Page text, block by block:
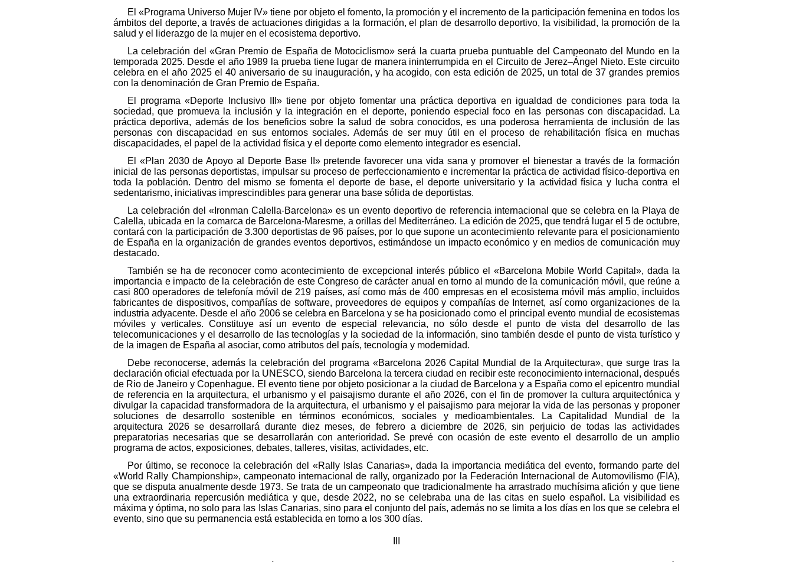
El «Programa Universo Mujer IV» tiene por objeto el fomento, la promoción y el incremento de la participación femenina en todos los
ámbitos del deporte, a través de actuaciones dirigidas a la formación, el plan de desarrollo deportivo, la visibilidad, la promoción de la
salud y el liderazgo de la mujer en el ecosistema deportivo.
La celebración del «Gran Premio de España de Motociclismo» será la cuarta prueba puntuable del Campeonato del Mundo en la
temporada 2025. Desde el año 1989 la prueba tiene lugar de manera ininterrumpida en el Circuito de Jerez–Ángel Nieto. Este circuito
celebra en el año 2025 el 40 aniversario de su inauguración, y ha acogido, con esta edición de 2025, un total de 37 grandes premios
con la denominación de Gran Premio de España.
El programa «Deporte Inclusivo III» tiene por objeto fomentar una práctica deportiva en igualdad de condiciones para toda la
sociedad, que promueva la inclusión y la integración en el deporte, poniendo especial foco en las personas con discapacidad. La
práctica deportiva, además de los beneficios sobre la salud de sobra conocidos, es una poderosa herramienta de inclusión de las
personas con discapacidad en sus entornos sociales. Además de ser muy útil en el proceso de rehabilitación física en muchas
discapacidades, el papel de la actividad física y el deporte como elemento integrador es esencial.
El «Plan 2030 de Apoyo al Deporte Base II» pretende favorecer una vida sana y promover el bienestar a través de la formación
inicial de las personas deportistas, impulsar su proceso de perfeccionamiento e incrementar la práctica de actividad físico-deportiva en
toda la población. Dentro del mismo se fomenta el deporte de base, el deporte universitario y la actividad física y lucha contra el
sedentarismo, iniciativas imprescindibles para generar una base sólida de deportistas.
La celebración del «Ironman Calella-Barcelona» es un evento deportivo de referencia internacional que se celebra en la Playa de
Calella, ubicada en la comarca de Barcelona-Maresme, a orillas del Mediterráneo. La edición de 2025, que tendrá lugar el 5 de octubre,
contará con la participación de 3.300 deportistas de 96 países, por lo que supone un acontecimiento relevante para el posicionamiento
de España en la organización de grandes eventos deportivos, estimándose un impacto económico y en medios de comunicación muy
destacado.
También se ha de reconocer como acontecimiento de excepcional interés público el «Barcelona Mobile World Capital», dada la
importancia e impacto de la celebración de este Congreso de carácter anual en torno al mundo de la comunicación móvil, que reúne a
casi 800 operadores de telefonía móvil de 219 países, así como más de 400 empresas en el ecosistema móvil más amplio, incluidos
fabricantes de dispositivos, compañías de software, proveedores de equipos y compañías de Internet, así como organizaciones de la
industria adyacente. Desde el año 2006 se celebra en Barcelona y se ha posicionado como el principal evento mundial de ecosistemas
móviles y verticales. Constituye así un evento de especial relevancia, no sólo desde el punto de vista del desarrollo de las
telecomunicaciones y el desarrollo de las tecnologías y la sociedad de la información, sino también desde el punto de vista turístico y
de la imagen de España al asociar, como atributos del país, tecnología y modernidad.
Debe reconocerse, además la celebración del programa «Barcelona 2026 Capital Mundial de la Arquitectura», que surge tras la
declaración oficial efectuada por la UNESCO, siendo Barcelona la tercera ciudad en recibir este reconocimiento internacional, después
de Rio de Janeiro y Copenhague. El evento tiene por objeto posicionar a la ciudad de Barcelona y a España como el epicentro mundial
de referencia en la arquitectura, el urbanismo y el paisajismo durante el año 2026, con el fin de promover la cultura arquitectónica y
divulgar la capacidad transformadora de la arquitectura, el urbanismo y el paisajismo para mejorar la vida de las personas y proponer
soluciones de desarrollo sostenible en términos económicos, sociales y medioambientales. La Capitalidad Mundial de la
arquitectura 2026 se desarrollará durante diez meses, de febrero a diciembre de 2026, sin perjuicio de todas las actividades
preparatorias necesarias que se desarrollarán con anterioridad. Se prevé con ocasión de este evento el desarrollo de un amplio
programa de actos, exposiciones, debates, talleres, visitas, actividades, etc.
Por último, se reconoce la celebración del «Rally Islas Canarias», dada la importancia mediática del evento, formando parte del
«World Rally Championship», campeonato internacional de rally, organizado por la Federación Internacional de Automovilismo (FIA),
que se disputa anualmente desde 1973. Se trata de un campeonato que tradicionalmente ha arrastrado muchísima afición y que tiene
una extraordinaria repercusión mediática y que, desde 2022, no se celebraba una de las citas en suelo español. La visibilidad es
máxima y óptima, no solo para las Islas Canarias, sino para el conjunto del país, además no se limita a los días en los que se celebra el
evento, sino que su permanencia está establecida en torno a los 300 días.